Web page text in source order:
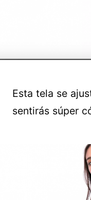
Esta tela se
sentirás súper